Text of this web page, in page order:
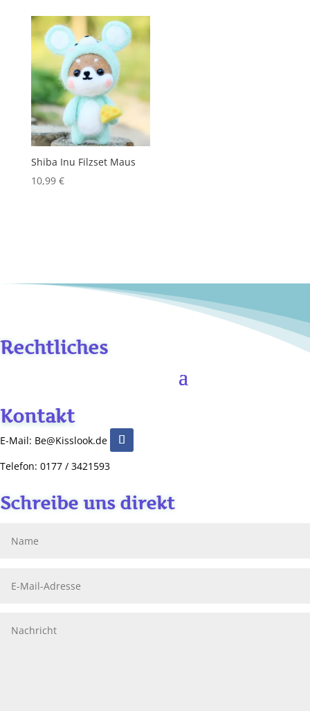
Shiba Inu Filzset Maus
10,99 €
Rechtliches
Kontakt
E-Mail: Be@Kisslook.de
Telefon: 0177 / 3421593
Schreibe uns direkt